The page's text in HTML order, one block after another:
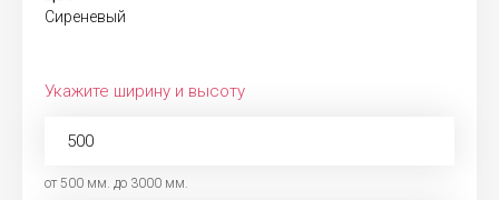
Сиреневый
Укажите ширину и высоту
от 500 мм. до 3000 мм.